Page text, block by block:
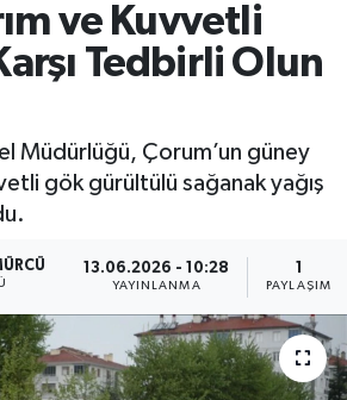
ve Kuvvetli
Tedbirli Olun
Müdürlüğü, Çorum’un güney
gök gürültülü sağanak yağış
13.06.2026 - 10:28
YAYINLANMA
1
PAYLAŞIM